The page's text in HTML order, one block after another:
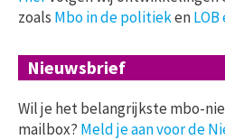
zoals Mbo in de politieken
Nieuwsbrief
Wil je het belangrijkste mbo-
mailbox? Meld je aan voor de